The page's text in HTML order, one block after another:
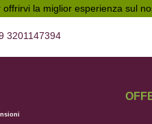
la miglior esperienza sul
3201147394